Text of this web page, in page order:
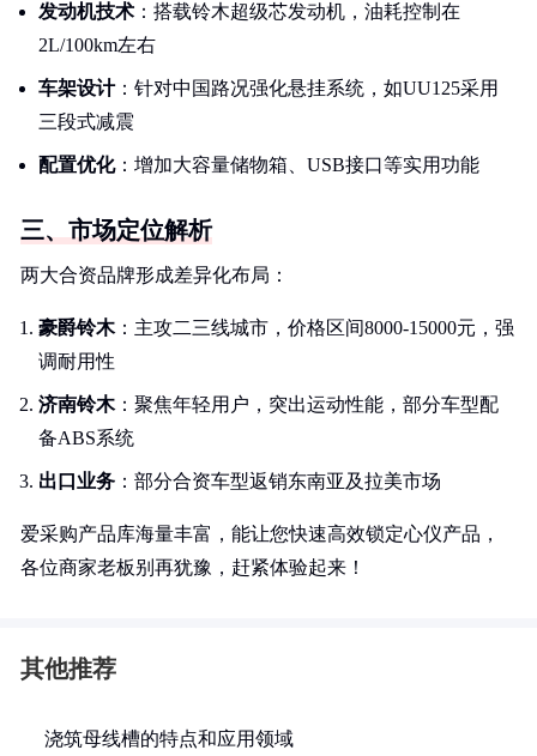
发动机技术 ：搭载铃木超级芯发动机，油耗控制在
2L/100km左右
车架设计：针对中国路况强化悬挂系统，如UU125采用
三段式减震
配置优化：增加大容量储物箱、USB接口等实用功能
三、市场定位解析
两大合资品牌形成差异化布局：
豪爵铃木：主攻二三线城市，价格区间8000-15000元，强
调耐用性
济南铃木：聚焦年轻用户，突出运动性能，部分车型配
备ABS系统
出口业务 ：部分合资车型返销东南亚及拉美市场
爱采购产品库海量丰富，能让您快速高效锁定心仪产品，
各位商家老板别再犹豫，赶紧体验起来！
其他推荐
浇筑母线槽的特点和应用领域